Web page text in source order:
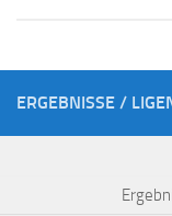
ERGEBNISSE /